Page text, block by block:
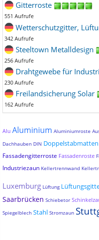
Gitterroste
551 Aufrufe
Wetterschutzgitter,
342 Aufrufe
Steeltown Metalldesign
256 Aufrufe
Drahtgewebe für
230 Aufrufe
Freilandsicherung Solar
162 Aufrufe
Alu Aluminium Aluminiumroste
Dachhauben DIN Doppelstabmatten
Fassadengitterroste Fassadenroste
Industriezaun Kellertrennwand
Luxemburg Lüftung
Saarbrücken Schiebetor
Spiegelblech Stahl Stromzaun